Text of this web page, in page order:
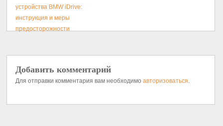
устройства BMW iDrive:
инструкция и меры
предосторожности
Добавить комментарий
Для отправки комментария вам необходимоавторизоваться